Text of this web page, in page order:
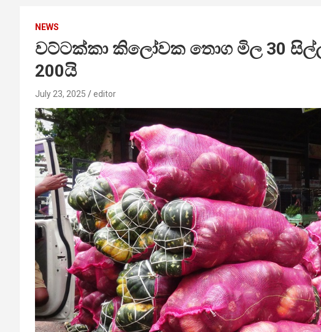
NEWS
වට්ටක්කා කිලෝවක තොග මිල 30
200යි
July 23, 2025 editor